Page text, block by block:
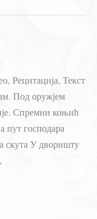
Текст
Под оружјем
Спремни коњић
пут господара
скута У дворишту